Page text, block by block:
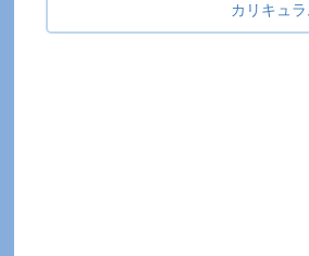
カリキュラ